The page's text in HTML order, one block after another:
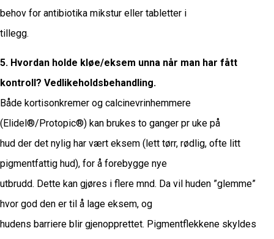
behov for antibiotika mikstur eller tabletter i
tillegg.
5. Hvordan holde kløe/eksem unna når man har fått
kontroll? Vedlikeholdsbehandling.
Både kortisonkremer og calcinevrinhemmere
(Elidel®/Protopic®) kan brukes to ganger pr uke på
hud der det nylig har vært eksem (lett tørr, rødlig, ofte litt
pigmentfattig hud), for å forebygge nye
utbrudd. Dette kan gjøres i flere mnd. Da vil huden ”glemme”
hvor god den er til å lage eksem, og
hudens barriere blir gjenopprettet. Pigmentflekkene skyldes